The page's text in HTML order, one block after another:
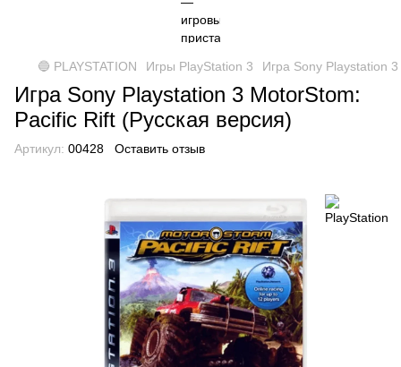
🔵 PLAYSTATION Игры PlayStation 3 Игра Sony Playstation
Игра Sony Playstation 3 MotorStom:
Pacific Rift (Русская версия)
Артикул: 00428 Оставить отзыв